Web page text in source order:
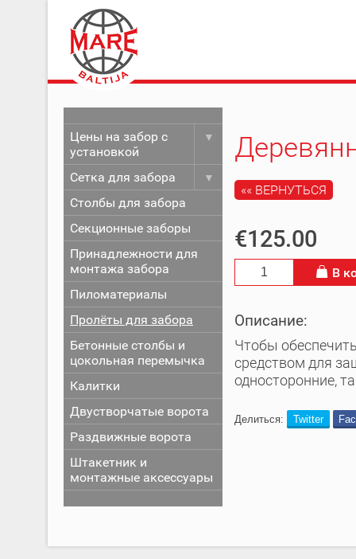
Цены на забор с
установкой
Сетка для забора
Столбы для забора
Секционные заборы
Принадлежности для
монтажа забора
Пиломатериалы
Пролёты для забора
Бетонные столбы и
цокольная перемычка
Калитки
Двустворчатые ворота
Раздвижные ворота
Штакетник и
монтажные аксессуары
«« ВЕРНУТЬСЯ
€125.00
В
Описание:
Чтобы
средством для
односторонние,
Делиться: Twitter